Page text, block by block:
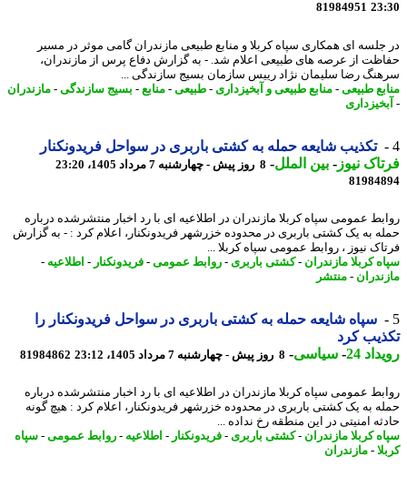
81984951
ای همکاری سپاه کربلا و منابع طبیعی مازندران گامی موثر در مسیر
از عرصه های طبیعی اعلام شد. - به گزارش دفاع پرس از مازندران،
رضا سلیمان نژاد رییس سازمان بسیج سازندگی ...
طبیعی-منابع طبیعی و آبخیزداری- طبیعی-منابع-بسیج سازندگی-مازندران
تکذیب شایعه حمله به کشتی باربری در سواحل فریدونکنار
نیوز-بین الملل-8 روز پیش - چهارشنبه 7 مرداد 1405، 23:20
عمومی سپاه کربلا مازندران در اطلاعیه ای با رد اخبار منتشرشده درباره
به یک کشتی باربری در محدوده خزرشهر فریدونکنار، اعلام کرد : - به گزارش
نیوز ، روابط عمومی سپاه کربلا ...
کربلا مازندران- کشتی باربری - روابط عمومی-فریدونکنار-اطلاعیه-
- منتشر
سپاه شایعه حمله به کشتی باربری در سواحل فریدونکنار را
کرد
24
-سیاسی-8 روز پیش - چهارشنبه 7 مرداد 1405، 23:12 81984862
عمومی سپاه کربلا مازندران در اطلاعیه ای با رد اخبار منتشرشده درباره
به یک کشتی باربری در محدوده خزرشهر فریدونکنار، اعلام کرد : هیچ گونه
امنیتی در این منطقه رخ نداده ...
کربلا مازندران- کشتی باربری - فریدونکنار-اطلاعیه-روابط عمومی-سپاه
- مازندران